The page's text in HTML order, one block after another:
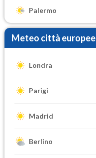
Palermo
Meteo città europee
Londra
Parigi
Madrid
Berlino